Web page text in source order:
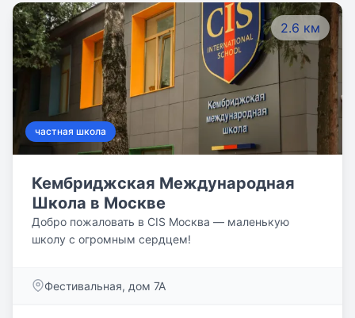
2.6 км
частная школа
Кембриджская Международная
Школа в Москве
Добро пожаловать в CIS Москва — маленькую
школу с огромным сердцем!
Фестивальная, дом 7A